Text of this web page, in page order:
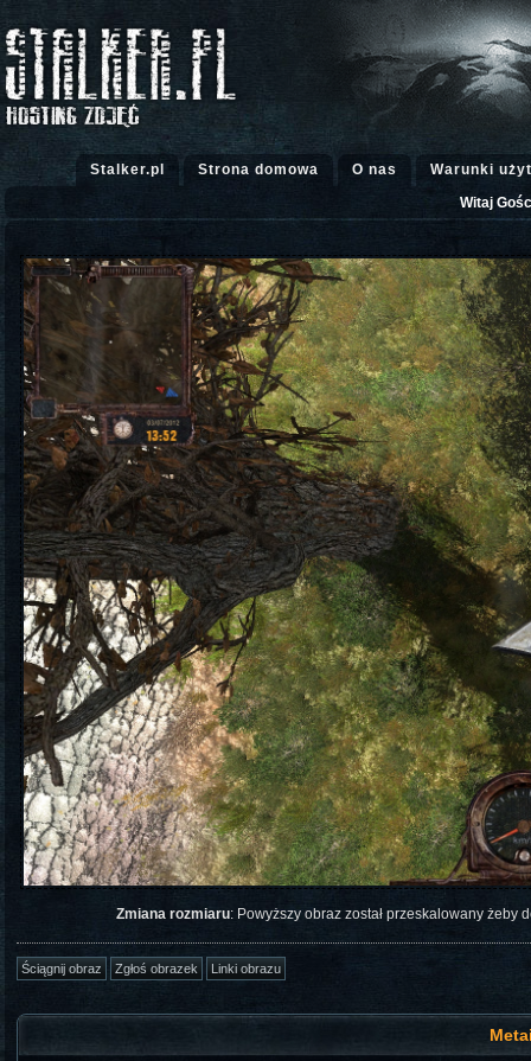
Stalker.pl Strona domowa O nas
Warunki
Witaj
Zmiana rozmiaru: Powyższy obraz został przeskalowany